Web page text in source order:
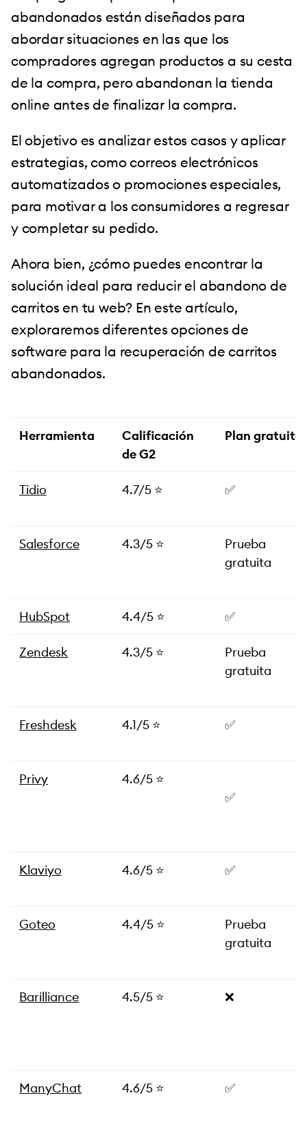
abandonados están diseñados para
abordar situaciones en las que los
compradores agregan productos a su cesta
de la compra, pero abandonan la tienda
online antes de finalizar la compra.
El objetivo es analizar estos casos y aplicar
estrategias, como correos electrónicos
automatizados o promociones especiales,
para motivar a los consumidores a regresar
y completar su pedido.
Ahora bien, ¿cómo puedes encontrar la
solución ideal para reducir el abandono de
carritos en tu web? En este artículo,
exploraremos diferentes opciones de
software para la recuperación de carritos
abandonados.
Herramienta
Calificación
de G2
Plan gratuito
Tidio 4.7/5 ⭐️ ✅
Salesforce 4.3/5 ⭐️
Prueba
gratuita
HubSpot 4.4/5 ⭐️ ✅
Zendesk 4.3/5 ⭐️
Prueba
gratuita
Freshdesk 4.1/5 ⭐️ ✅
Privy
4.6/5 ⭐️
✅
Klaviyo 4.6/5 ⭐️ ✅
Goteo 4.4/5 ⭐️
Prueba
gratuita
Barilliance 4.5/5 ⭐️ ❌
ManyChat 4.6/5 ⭐️ ✅